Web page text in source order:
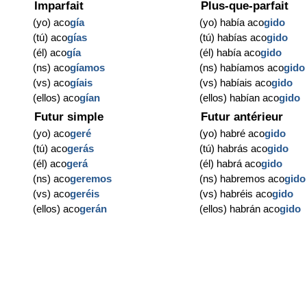
Imparfait
(yo) acogía
(tú) acogías
(él) acogía
(ns) acogíamos
(vs) acogíais
(ellos) acogían
Plus-que-parfait
(yo) había acogido
(tú) habías acogido
(él) había acogido
(ns) habíamos acogido
(vs) habíais acogido
(ellos) habían acogido
Futur simple
(yo) acogeré
(tú) acogerás
(él) acogerá
(ns) acogeremos
(vs) acogeréis
(ellos) acogerán
Futur antérieur
(yo) habré acogido
(tú) habrás acogido
(él) habrá acogido
(ns) habremos acogido
(vs) habréis acogido
(ellos) habrán acogido